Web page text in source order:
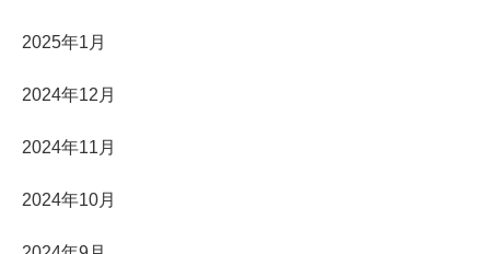
2025年1月
2024年12月
2024年11月
2024年10月